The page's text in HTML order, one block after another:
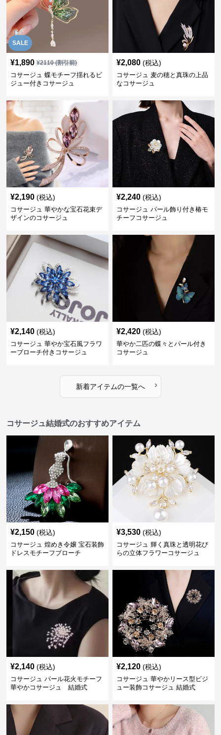
SALE
¥1,890 ¥2110(割引前)
コサージュ 蝶モチーフ揺れるビ
ジュー付きコサージュ
¥2,080 (税込)
コサージュ 麦の穂と真珠の上品
なコサージュ
¥2,190 (税込)
コサージュ 華やかな宝石花束デ
ザインのコサージュ
¥2,240 (税込)
コサージュ パール飾り付き椿モ
チーフコサージュ
¥2,140 (税込)
コサージュ 華やか宝石風フラワ
ーブローチ付きコサージュ
¥2,420 (税込)
華やか二匹の蝶々とパール付き
コサージュ
新着アイテムの一覧へ ›
コサージュ結婚式のおすすめアイテム
¥2,150 (税込)
コサージュ 煌めき令嬢 宝石装飾
ドレスモチーフブローチ
¥3,530 (税込)
コサージュ 輝く真珠と透明花び
らの立体フラワーコサージュ
¥2,140 (税込)
コサージュ パール花火モチーフ
華やかコサージュ 結婚式
¥2,120 (税込)
コサージュ 華やかリース型ビジ
ュー装飾コサージュ 結婚式